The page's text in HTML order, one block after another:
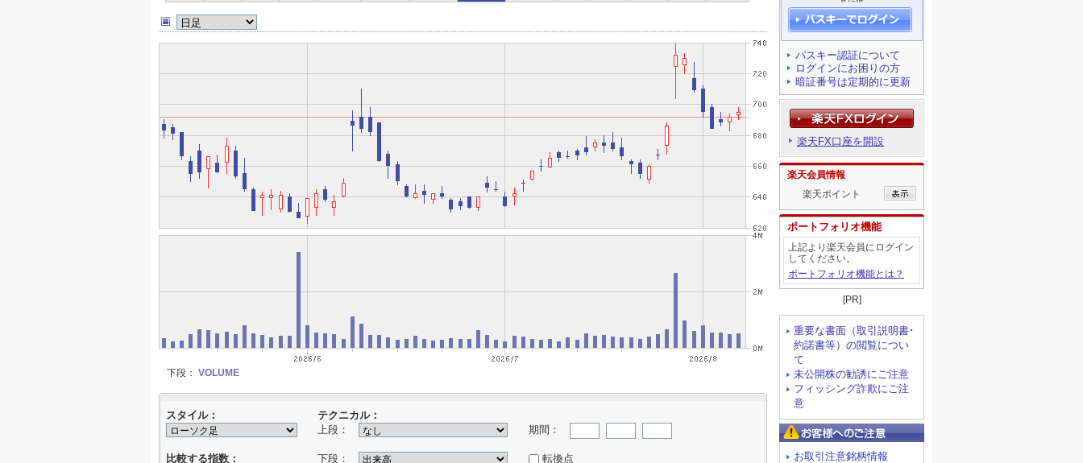
パスキー認証について
ログインにお困りの方
暗証番号は定期的に更新
楽天FX口座を開設
楽天会員情報
楽天ポイント
ポートフォリオ機能
上記より楽天会員にログイン
してください。
ポートフォリオ機能とは？
[PR]
重要な書面（取引説明書･
約諾書等）の閲覧につい
て
未公開株の勧誘にご注意
フィッシング詐欺にご注
意
お取引注意銘柄情報